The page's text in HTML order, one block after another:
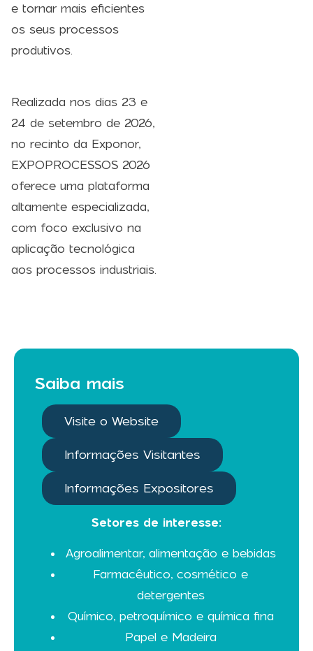
e tornar mais eficientes
os seus processos
produtivos.
Realizada nos dias 23 e
24 de setembro de 2026,
no recinto da Exponor,
EXPOPROCESSOS 2026
oferece uma plataforma
altamente especializada,
com foco exclusivo na
aplicação tecnológica
aos processos industriais.
Saiba mais
Visite o Website
Informações Visitantes
Informações Expositores
Setores de interesse:
Agroalimentar, alimentação e bebidas
Farmacêutico, cosmético e
detergentes
Químico, petroquímico e química fina
Papel e Madeira